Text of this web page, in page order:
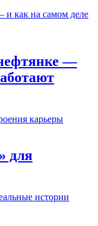
—
для